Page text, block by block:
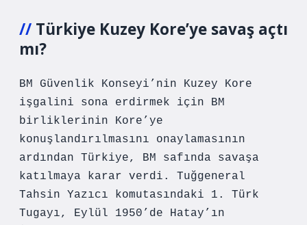
Türkiye Kuzey Kore’ye savaş açtı
mı?
BM Güvenlik Konseyi’nin Kuzey Kore
işgalini sona erdirmek için BM
birliklerinin Kore’ye
konuşlandırılmasını onaylamasının
ardından Türkiye, BM safında savaşa
katılmaya karar verdi. Tuğgeneral
Tahsin Yazıcı komutasındaki 1. Türk
Tugayı, Eylül 1950’de Hatay’ın